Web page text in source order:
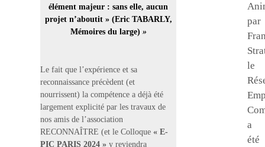
par
le
a
été
élément majeur : sans elle, aucun
projet n’aboutit » (Eric TABARLY,
Mémoires du large) »
Le fait que l’expérience et sa
reconnaissance précèdent (et
nourrissent) la compétence a déjà été
largement explicité par les travaux de
nos amis de l’association
RECONNAÎTRE (et le Colloque « E-
PIC PARIS 2024 » y reviendra